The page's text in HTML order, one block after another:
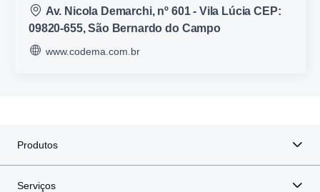
Av. Nicola Demarchi, nº 601 - Vila Lúcia CEP:
09820-655, São Bernardo do Campo
www.codema.com.br
Produtos
Serviços